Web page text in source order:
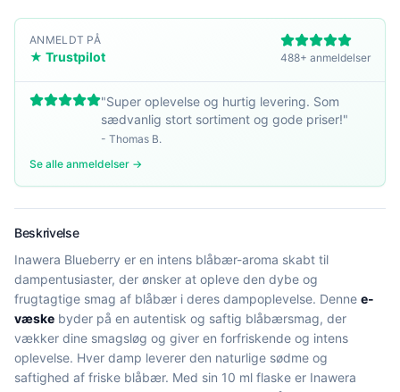
ANMELDT PÅ
★ Trustpilot 488+ anmeldelser
"Super oplevelse og hurtig levering. Som
sædvanlig stort sortiment og gode priser!"
- Thomas B.
Se alle anmeldelser →
Beskrivelse
Inawera Blueberry er en intens blåbær-aroma skabt til
dampentusiaster, der ønsker at opleve den dybe og
frugtagtige smag af blåbær i deres dampoplevelse. Denne e-
væske byder på en autentisk og saftig blåbærsmag, der
vækker dine smagsløg og giver en forfriskende og intens
oplevelse. Hver damp leverer den naturlige sødme og
saftighed af friske blåbær. Med sin 10 ml flaske er Inawera